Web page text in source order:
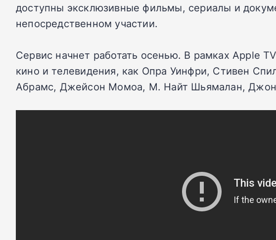
доступны эксклюзивные фильмы, сериалы и
непосредственном участии.
Сервис начнет работать осенью. В рамках Apple
кино и телевидения, как Опра Уинфри, Стивен
Абрамс, Джейсон Момоа, М. Найт Шьямалан, Джон